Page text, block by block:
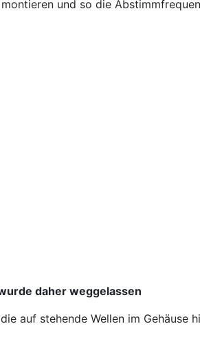
und so die
daher weggelassen
auf stehende Wellen im Gehäuse